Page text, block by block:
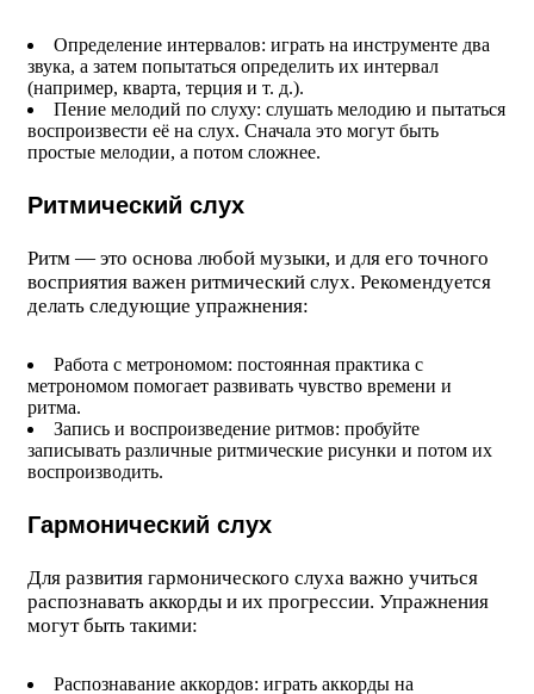
Определение интервалов: играть на инструменте два
звука, а затем попытаться определить их интервал
(например, кварта, терция и т. д.).
Пение мелодий по слуху: слушать мелодию и пытаться
воспроизвести её на слух. Сначала это могут быть
простые мелодии, а потом сложнее.
Ритмический слух
Ритм — это основа любой музыки, и для его точного
восприятия важен ритмический слух. Рекомендуется
делать следующие упражнения:
Работа с метрономом: постоянная практика с
метрономом помогает развивать чувство времени и
ритма.
Запись и воспроизведение ритмов: пробуйте
записывать различные ритмические рисунки и потом их
воспроизводить.
Гармонический слух
Для развития гармонического слуха важно учиться
распознавать аккорды и их прогрессии. Упражнения
могут быть такими:
Распознавание аккордов: играть аккорды на